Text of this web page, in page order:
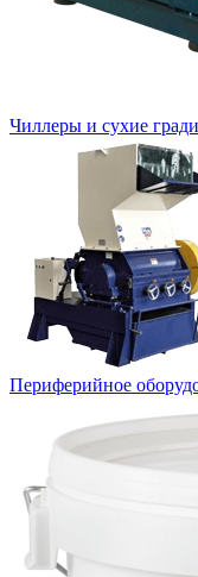
Чиллеры и сухие
Периферийное